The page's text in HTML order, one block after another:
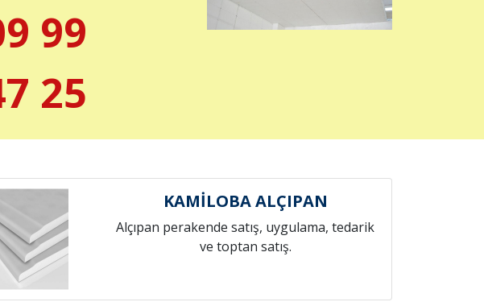
99
25
KAMİLOBA ALÇIPAN
Alçıpan perakende satış, uygulama, tedarik
ve toptan satış.